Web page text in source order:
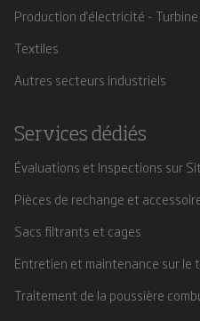
Production d'électricité -
Textiles
Autres secteurs industriels
Services dédiés
Évaluations et Inspections sur
Pièces de rechange et
Sacs filtrants et cages
Entretien et maintenance sur le
Traitement de la poussière